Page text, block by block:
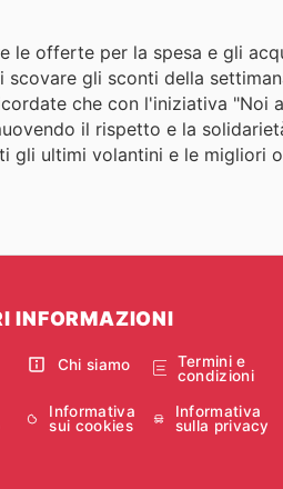
le offerte per la spesa e gli
gli sconti della
che con l'iniziativa "Noi
il rispetto e la
gli ultimi volantini e le migliori
INFORMAZIONI
Chi siamo
Termini e
condizioni
Informativa
sui cookies
Informativa
sulla privacy